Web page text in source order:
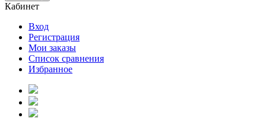
Кабинет
Вход
Регистрация
Мои заказы
Список сравнения
Избранное